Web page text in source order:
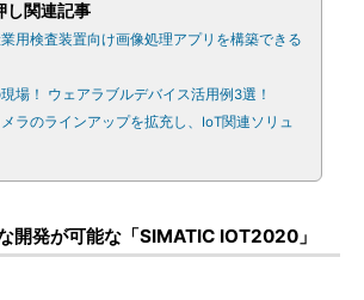
し関連記事
用検査装置向け画像処理アプリを構築できる
場！ ウェアラブルデバイス活用例3選！
ラのラインアップを拡充し、IoT関連ソリュ
開発が可能な「SIMATIC IOT2020」